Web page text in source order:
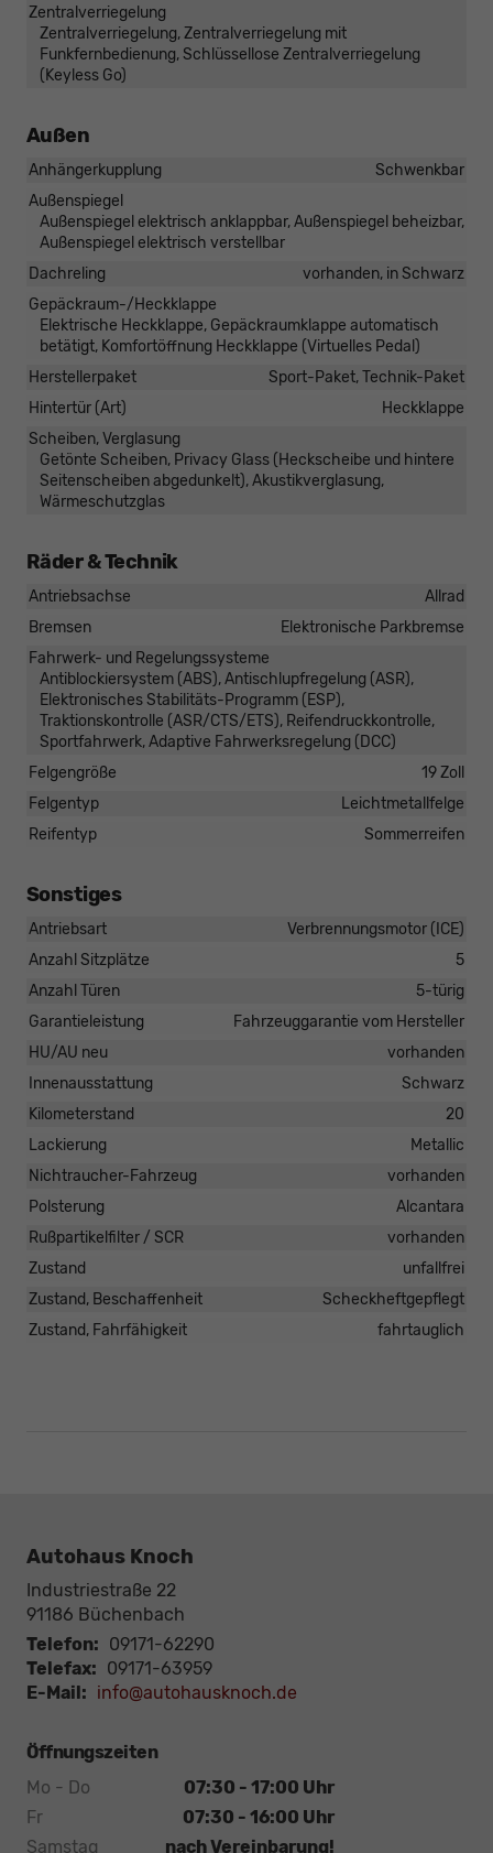
Zentralverriegelung
Zentralverriegelung, Zentralverriegelung mit
Funkfernbedienung, Schlüssellose Zentralverriegelung
(Keyless Go)
Außen
Anhängerkupplung
Schwenkbar
Außenspiegel
Außenspiegel elektrisch anklappbar, Außenspiegel beheizbar,
Außenspiegel elektrisch verstellbar
Dachreling
vorhanden, in Schwarz
Gepäckraum-/Heckklappe
Elektrische Heckklappe, Gepäckraumklappe automatisch
betätigt, Komfortöffnung Heckklappe (Virtuelles Pedal)
Herstellerpaket
Sport-Paket, Technik-Paket
Hintertür (Art)
Heckklappe
Scheiben, Verglasung
Getönte Scheiben, Privacy Glass (Heckscheibe und hintere
Seitenscheiben abgedunkelt), Akustikverglasung,
Wärmeschutzglas
Räder & Technik
Antriebsachse
Allrad
Bremsen
Elektronische Parkbremse
Fahrwerk- und Regelungssysteme
Antiblockiersystem (ABS), Antischlupfregelung (ASR),
Elektronisches Stabilitäts-Programm (ESP),
Traktionskontrolle (ASR/CTS/ETS), Reifendruckkontrolle,
Sportfahrwerk, Adaptive Fahrwerksregelung (DCC)
Felgengröße
19 Zoll
Felgentyp
Leichtmetallfelge
Reifentyp
Sommerreifen
Sonstiges
Antriebsart
Verbrennungsmotor (ICE)
Anzahl Sitzplätze
5
Anzahl Türen
5-türig
Garantieleistung
Fahrzeuggarantie vom Hersteller
HU/AU neu
vorhanden
Innenausstattung
Schwarz
Kilometerstand
20
Lackierung
Metallic
Nichtraucher-Fahrzeug
vorhanden
Polsterung
Alcantara
Rußpartikelfilter / SCR
vorhanden
Zustand
unfallfrei
Zustand, Beschaffenheit
Scheckheftgepflegt
Zustand, Fahrfähigkeit
fahrtauglich
Autohaus Knoch
Industriestraße 22
91186 Büchenbach
Telefon: 09171-62290
Telefax: 09171-63959
E-Mail: info@autohausknoch.de
Öffnungszeiten
Mo - Do
07:30 - 17:00 Uhr
Fr
07:30 - 16:00 Uhr
Samstag
nach Vereinbarung!